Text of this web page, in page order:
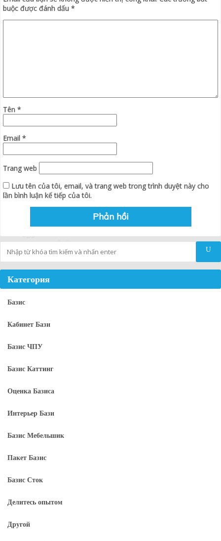
buộc được đánh dấu *
Tên *
Email *
Trang web
Lưu tên của tôi, email, và trang web trong trình duyệt này cho
lần bình luận kế tiếp của tôi.
Категория
Базис
Кабинет Бази
Базис ЧПУ
Базис Каттинг
Оценка Базиса
Интерьер Бази
Базис Мебельшик
Пакет Базис
Базис Сток
Делитесь опытом
Другой